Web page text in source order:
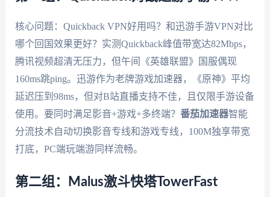
核心问题：Quickback VPN好用吗？和迅游手游VPN对比
哪个回国效果更好？实测Quickback峰值带宽达82Mbps，
腾讯视频超清无压力，但午间《英雄联盟》国服偶现
160ms跳ping。迅游作为老牌游戏加速器，《原神》平均
延迟压到98ms，但对B站直播支持不佳，且仅限手游设备
使用。要同时满足影音+游戏+多终端？ 番茄加速器智能
分流技术自动切换影音专线和游戏专线，100M独享带宽
打底，PC端玩端游同样流畅。
第二组：Malus激斗快塔TowerFast